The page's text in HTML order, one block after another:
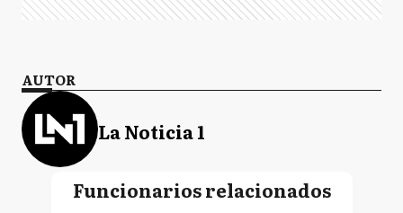
AUTOR
La Noticia 1
Funcionarios relacionados